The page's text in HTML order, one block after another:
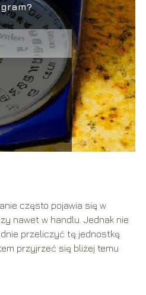
często pojawia się w
nawet w handlu. Jednak nie
przeliczyć tę jednostkę
przyjrzeć się bliżej temu